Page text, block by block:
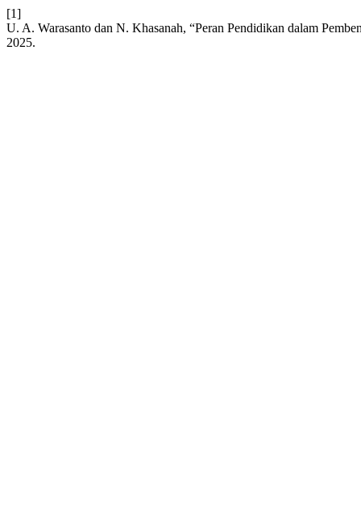
[1]
U. A. Warasanto dan N. Khasanah, “Peran Pendidikan dalam
2025.